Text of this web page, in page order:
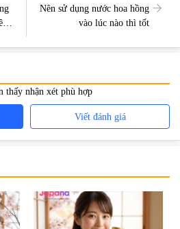
Nên sử dụng nước hoa hồng
vào lúc nào thì tốt
thấy nhận xét phù hợp
Viết đánh giá